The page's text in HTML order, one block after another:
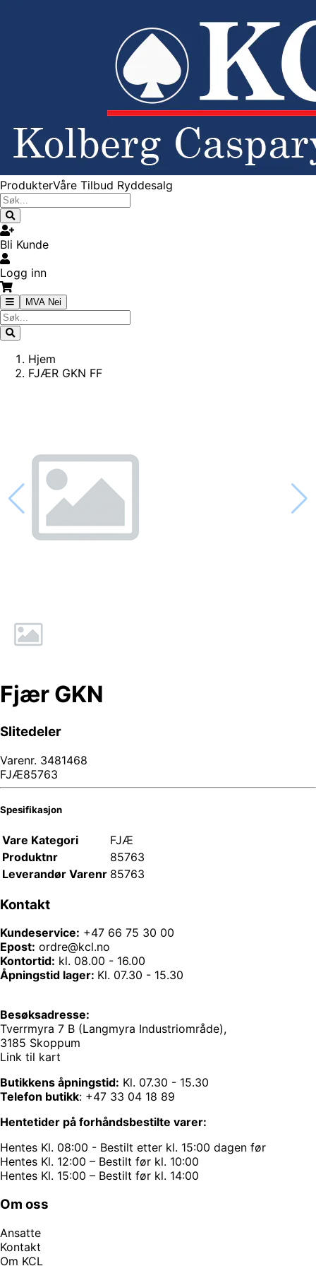
ProdukterVåre Tilbud Ryddesalg
Bli Kunde
Logg inn
MVA Nei
Hjem
FJÆR GKN FF
Fjær GKN
Slitedeler
Varenr. 3481468
FJÆ85763
Spesifikasjon
Vare Kategori
FJÆ
Produktnr
85763
Leverandør Varenr 85763
Kontakt
Kundeservice: +47 66 75 30 00
Epost: ordre@kcl.no
Kontortid: kl. 08.00 - 16.00
Åpningstid lager: Kl. 07.30 - 15.30
Besøksadresse:
Tverrmyra 7 B (Langmyra Industriområde),
3185 Skoppum
Link til kart
Butikkens åpningstid: Kl. 07.30 - 15.30
Telefon butikk: +47 33 04 18 89
Hentetider på forhåndsbestilte varer:
Hentes Kl. 08:00 - Bestilt etter kl. 15:00 dagen før
Hentes Kl. 12:00 – Bestilt før kl. 10:00
Hentes Kl. 15:00 – Bestilt før kl. 14:00
Om oss
Ansatte
Kontakt
Om KCL